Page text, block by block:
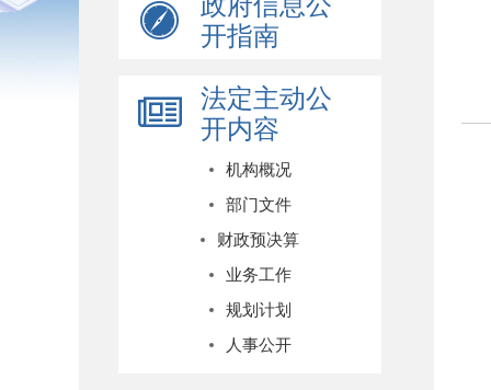
开指南
法定主动公
开内容
机构概况
部门文件
财政预决算
业务工作
规划计划
人事公开